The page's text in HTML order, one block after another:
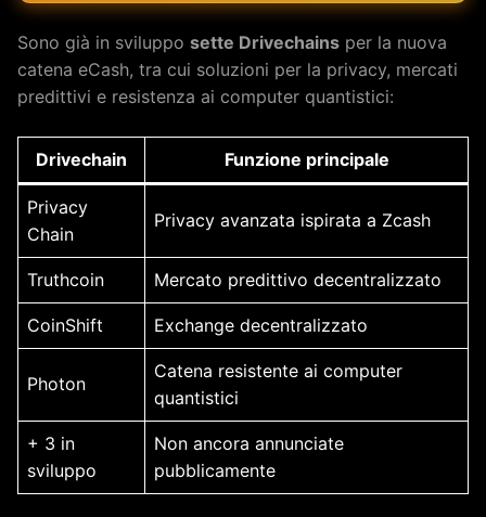
Sono già in sviluppo sette Drivechains per la nuova
catena eCash, tra cui soluzioni per la privacy, mercati
predittivi e resistenza ai computer quantistici:
Drivechain Funzione principale
Privacy
Chain
Privacy avanzata ispirata a Zcash
Truthcoin Mercato predittivo decentralizzato
CoinShift Exchange decentralizzato
Photon
Catena resistente ai computer
quantistici
+ 3 in
sviluppo
Non ancora annunciate
pubblicamente